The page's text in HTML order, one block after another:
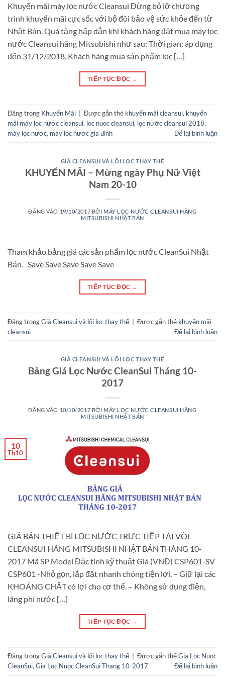
Khuyến mãi máy lọc nước Cleansui Đừng bỏ lỡ chương
trình khuyến mãi cực sốc với bộ đôi bảo vệ sức khỏe đến từ
Nhật Bản. Quà tặng hấp dẫn khi khách hàng đặt mua máy lọc
nước Cleansui hãng Mitsubishi như sau: Thời gian: áp dụng
đến 31/12/2018. Khách hàng mua sản phẩm lọc […]
TIẾP TỤC ĐỌC →
Đăng trong Khuyến Mãi Được gắn thẻ khuyến mãi cleansui, khuyến
mãi máy lọc nước cleansui, loc nuoc cleansui, lọc nước cleansui 2018,
máy lọc nước, máy lọc nước gia đình Để lại bình luận
GIÁ CLEANSUI VÀ LÕI LỌC THAY THẾ
KHUYẾN MÃI – Mừng ngày Phụ Nữ Việt
Nam 20-10
ĐĂNG VÀO 19/10/2017 BỞI MÁY LỌC NƯỚC CLEANSUI HÃNG
MITSUBISHI NHẬT BẢN
Tham khảo bảng giá các sản phẩm lọc nước CleanSui Nhật
Bản. Save Save Save Save Save
TIẾP TỤC ĐỌC →
Đăng trongGiá Cleansui và lõi lọc thay thế Được gắn thẻ khuyến mãi
cleansui
Để lại bình luận
GIÁ CLEANSUI VÀ LÕI LỌC THAY THẾ
Bảng Giá Lọc Nước CleanSui Tháng 10-
2017
ĐĂNG VÀO 10/10/2017 BỞI MÁY LỌC NƯỚC CLEANSUI HÃNG
MITSUBISHI NHẬT BẢN
10
Th10
GIÁ BÁN THIẾT BỊ LỌC NƯỚC TRỰC TIẾP TẠI VÒI
CLEANSUI HÃNG MITSUBISHI NHẬT BẢN THÁNG 10-
2017 Mã SP Model Đặc tính kỹ thuật Giá (VNĐ) CSP601-SV
CSP601 -Nhỏ gọn, lắp đặt nhanh chóng tiện lợi. – Giữ lại các
KHOÁNG CHẤT có lợi cho cơ thể. – Không sử dụng điện,
lãng phí nước […]
TIẾP TỤC ĐỌC →
Đăng trongGiá Cleansui và lõi lọc thay thế Được gắn thẻGia Loc Nuoc
CleanSui,Gia Loc Nuoc CleanSui Thang 10-2017 Để lại bình luận